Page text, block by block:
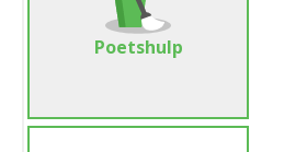
Poetshulp